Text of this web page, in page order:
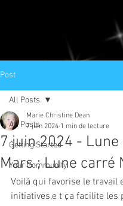
Post
All Posts
Getting Started
Your Community
All Posts
7 juin 2024 -
Mars ; Lune carré
Marie Christine Dean
7 juin 2024 1 min de lecture
Voilà qui favorise le travail
initiatives,e t ça facilite les